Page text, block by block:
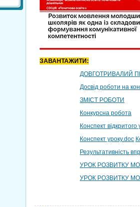
ЗАВАНТАЖИТИ:
ДОВГОТРИВАЛИЙ
Досвід роботи на
ЗМІСТ РОБОТИ
Конкурсна робота
Конспект відкритого
Конспект уроку.doc
Результативність
УРОК РОЗВИТКУ
УРОК РОЗВИТКУ